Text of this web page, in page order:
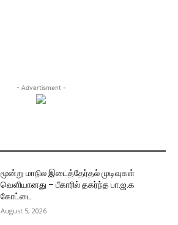
- Advertisment -
மூன்று மாநில இடைத்தேர்தல் முடிவுகள்
வெளியானது – பீகாரில் தகர்ந்த பா.ஜ.க
கோட்டை
August 5, 2026